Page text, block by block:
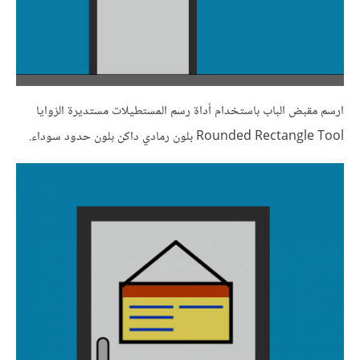
ارسم مقبض الباب باستخدام أداة رسم المستطيلات مستديرة الزوايا
Rounded Rectangle Tool بلون رمادي داكن بلون حدود سوداء.